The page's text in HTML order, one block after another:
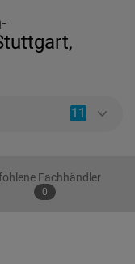
11
Fachhändler
0